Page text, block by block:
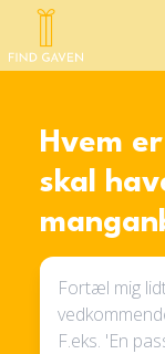
Hvem
skal